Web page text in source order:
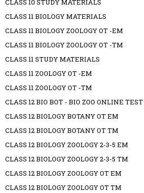
CLASS 10 STUDY MATERIALS
CLASS 11 BIOLOGY MATERIALS
CLASS 11 BIOLOGY ZOOLOGY OT -EM
CLASS 11 BIOLOGY ZOOLOGY OT -TM
CLASS 11 STUDY MATERIALS
CLASS 11 ZOOLOGY OT -EM
CLASS 11 ZOOLOGY OT -TM
CLASS 12 BIO BOT - BIO ZOO ONLINE
CLASS 12 BIOLOGY BOTANY OT EM
CLASS 12 BIOLOGY BOTANY OT TM
CLASS 12 BIOLOGY ZOOLOGY 2-3-5 EM
CLASS 12 BIOLOGY ZOOLOGY 2-3-5 TM
CLASS 12 BIOLOGY ZOOLOGY OT EM
CLASS 12 BIOLOGY ZOOLOGY OT TM